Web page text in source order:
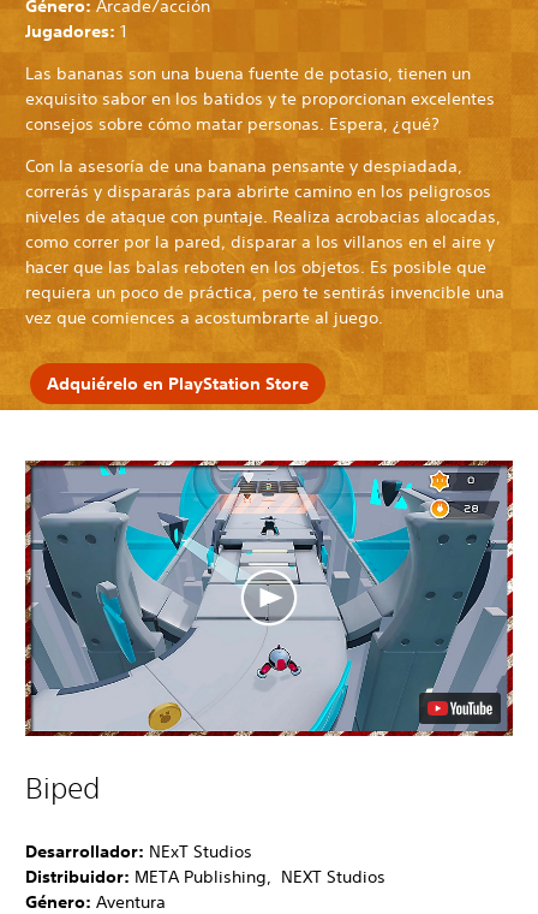
Género: Arcade/acción
Jugadores: 1
Las bananas son una buena fuente de potasio, tienen un
exquisito sabor en los batidos y te proporcionan excelentes
consejos sobre cómo matar personas. Espera, ¿qué?
Con la asesoría de una banana pensante y despiadada,
correrás y dispararás para abrirte camino en los peligrosos
niveles de ataque con puntaje. Realiza acrobacias alocadas,
como correr por la pared, disparar a los villanos en el aire y
hacer que las balas reboten en los objetos. Es posible que
requiera un poco de práctica, pero te sentirás invencible una
vez que comiences a acostumbrarte al juego.
Adquiérelo en PlayStation Store
Biped
Desarrollador: NExT Studios
Distribuidor: META Publishing, NEXT Studios
Género: Aventura